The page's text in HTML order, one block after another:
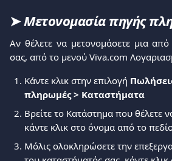
➤ Μετονομασία πηγής
Αν θέλετε να μετονομάσετε μια
σας, από το μενού Viva.com
Κάντε κλικ στην επιλογή
πληρωμές > Καταστήματα
Βρείτε το Κατάστημα που θέλετε
κάντε κλικ στο όνομα από το
Μόλις ολοκληρώσετε την